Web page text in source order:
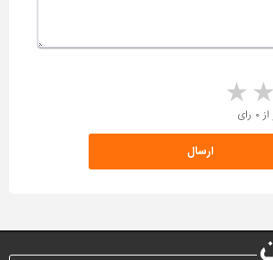
4 stars 3 starsرای